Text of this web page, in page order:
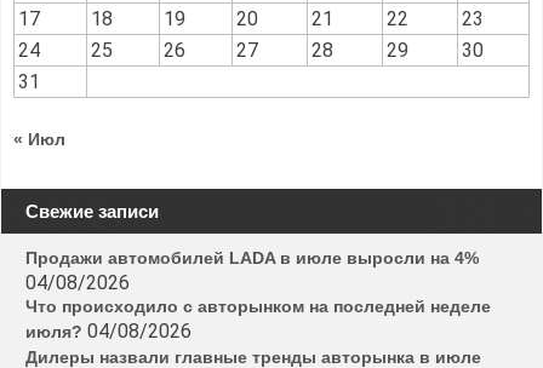
17
18 19 20 21 22
23
24
25 26 27 28 29
30
31
« Июл
Свежие записи
Продажи автомобилей LADA в июле выросли на 4%
04/08/2026
Что происходило с авторынком на последней неделе
июля? 04/08/2026
Дилеры назвали главные тренды авторынка в июле